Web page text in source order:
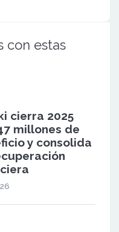
con estas
cierra 2025
millones de
y consolida